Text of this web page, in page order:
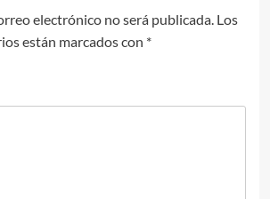
electrónico no será publicada. Los
están marcados con *